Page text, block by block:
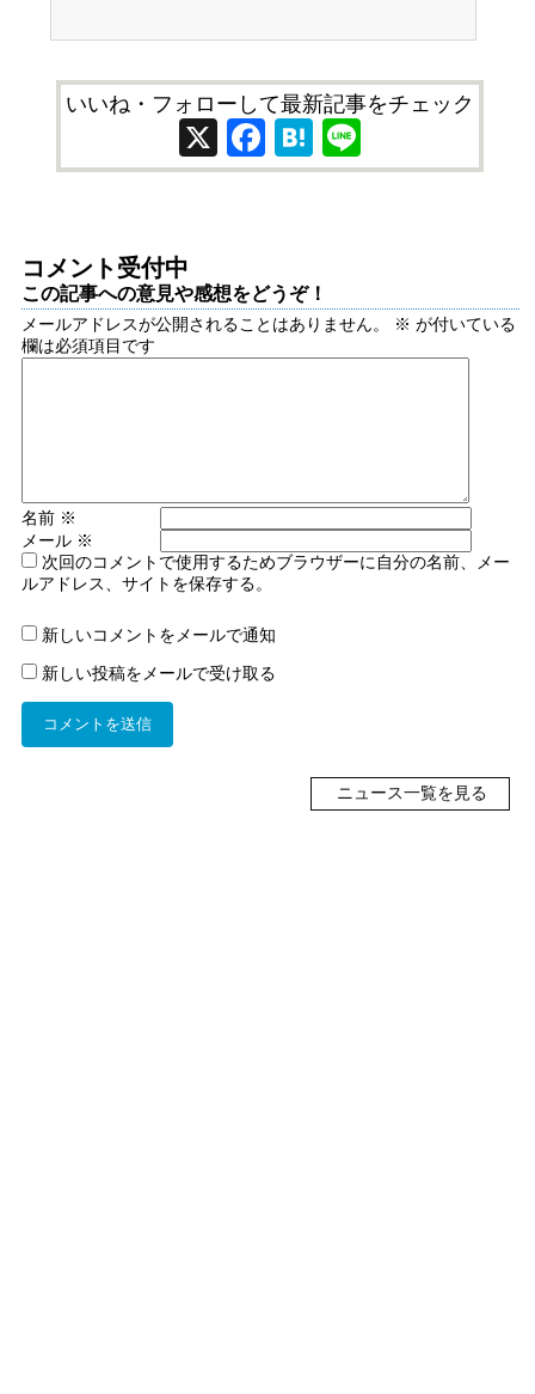
いいね・フォローして最新記事をチェック
X Facebook
Hatena
コメント受付中
この記事への意見や感想をどうぞ！
メールアドレスが公開されることはありません。 ※ が付いている
欄は必須項目です
名前 ※
メール ※
次回のコメントで使用するためブラウザーに自分の名前、メー
ルアドレス、サイトを保存する。
新しいコメントをメールで通知
新しい投稿をメールで受け取る
ニュース一覧を見る